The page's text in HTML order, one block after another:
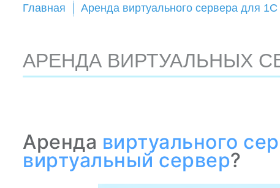
Главная Аренда виртуального сервера для 1С
АРЕНДА ВИРТУАЛЬНЫХ
Аренда виртуального
виртуальный сервер?